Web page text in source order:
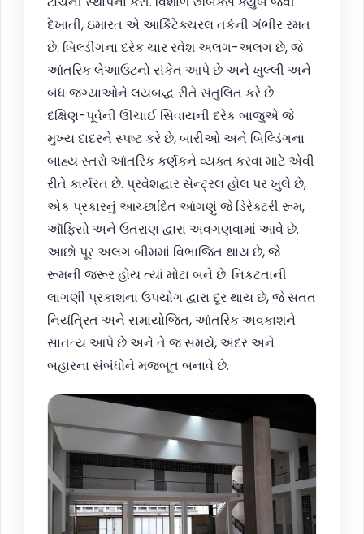
દેખાતી, ઇમારત એ આર્કિટેક્ચરલ તર્કની ગંભીર રમત
છે. બિલ્ડીંગના દરેક ચાર રવેશ અલગ-અલગ છે, જે
આંતરિક લેઆઉટનો સંકેત આપે છે અને ખુલ્લી અને
બંધ જગ્યાઓને લયબદ્ધ રીતે સંતુલિત કરે છે.
દક્ષિણ-પૂર્વની ઊંચાઈ સિવાયની દરેક બાજુએ જે
મુખ્ય દાદરને સ્પષ્ટ કરે છે, બારીઓ અને બિલ્ડિંગના
બાહ્ય સ્તરો આંતરિક કર્ણકને વ્યક્ત કરવા માટે એવી
રીતે કાર્યરત છે. પ્રવેશદ્વાર સેન્ટ્રલ હોલ પર ખુલે છે,
એક પ્રકારનું આચ્છાદિત આંગણું જે ડિરેક્ટરી રૂમ,
ઑફિસો અને ઉતરાણ દ્વારા અવગણવામાં આવે છે.
આછો પૂર અલગ બીમમાં વિભાજિત થાય છે, જે
રૂમની જરૂર હોય ત્યાં મોટા બને છે. નિકટતાની
લાગણી પ્રકાશના ઉપયોગ દ્વારા દૂર થાય છે, જે સતત
નિયંત્રિત અને સમાયોજિત, આંતરિક અવકાશને
સાતત્ય આપે છે અને તે જ સમયે, અંદર અને
બહારના સંબંધોને મજબૂત બનાવે છે.